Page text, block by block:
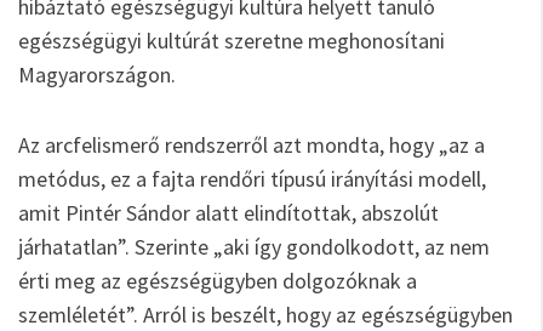
hibáztató egészségügyi kultúra helyett tanuló
egészségügyi kultúrát szeretne meghonosítani
Magyarországon.
Az arcfelismerő rendszerről azt mondta, hogy „az a
metódus, ez a fajta rendőri típusú irányítási modell,
amit Pintér Sándor alatt elindítottak, abszolút
járhatatlan”. Szerinte „aki így gondolkodott, az nem
érti meg az egészségügyben dolgozóknak a
szemléletét”. Arról is beszélt, hogy az egészségügyben